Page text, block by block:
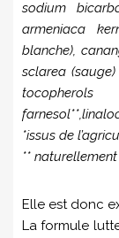
sodium
armeniaca
blanche),
sclarea
tocopherols
*issus de
**
Elle est donc
La formule